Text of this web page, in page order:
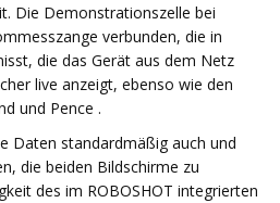
Die Demonstrationszelle bei
verbunden, die in
die das Gerät aus dem Netz
live anzeigt, ebenso wie den
und Pence .
Daten standardmäßig auch und
die beiden Bildschirme zu
des im ROBOSHOT integrierten